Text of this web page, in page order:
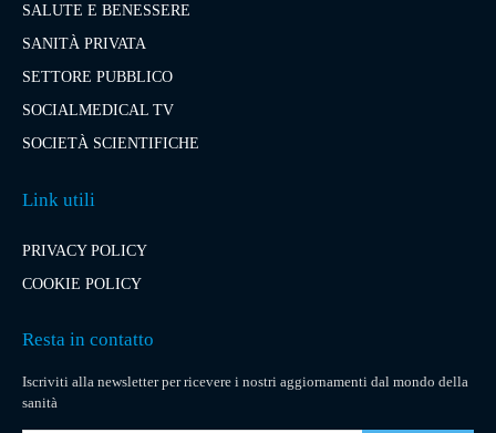
SALUTE E BENESSERE
SANITÀ PRIVATA
SETTORE PUBBLICO
SOCIALMEDICAL TV
SOCIETÀ SCIENTIFICHE
Link utili
PRIVACY POLICY
COOKIE POLICY
Resta in contatto
Iscriviti alla newsletter per ricevere i nostri aggiornamenti dal mondo della
sanità